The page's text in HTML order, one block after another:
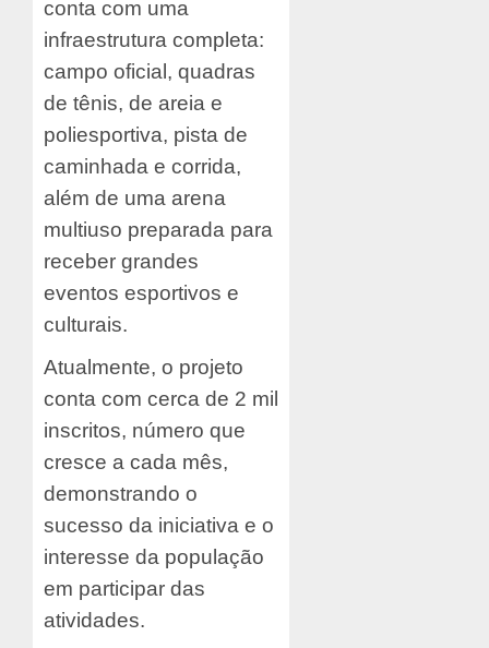
conta com uma
infraestrutura completa:
campo oficial, quadras
de tênis, de areia e
poliesportiva, pista de
caminhada e corrida,
além de uma arena
multiuso preparada para
receber grandes
eventos esportivos e
culturais.
Atualmente, o projeto
conta com cerca de 2 mil
inscritos, número que
cresce a cada mês,
demonstrando o
sucesso da iniciativa e o
interesse da população
em participar das
atividades.